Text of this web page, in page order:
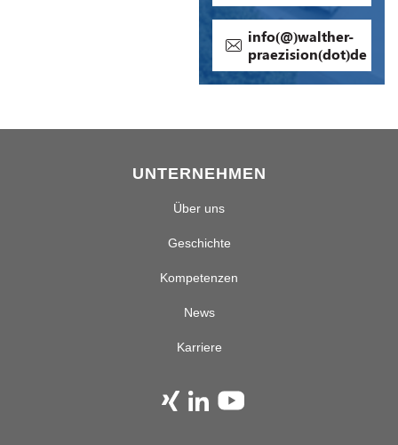
info(@)walther-
praezision(dot)de
UNTERNEHMEN
Über uns
Geschichte
Kompetenzen
News
Karriere